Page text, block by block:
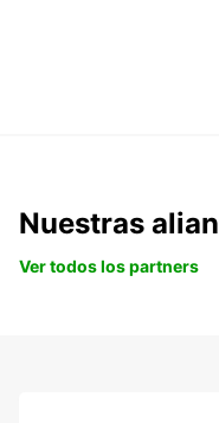
Nuestras
Ver todos los partners